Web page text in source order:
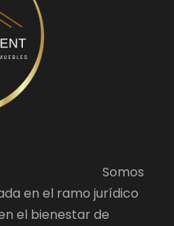
Somos
en el ramo jurídico
el bienestar de